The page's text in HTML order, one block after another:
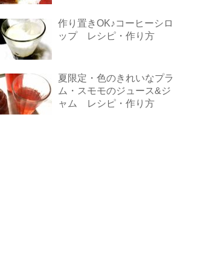
作り置きOK♪コーヒーシロ
ップ レシピ・作り方
夏限定・色のきれいなプラ
ム・スモモのジュース&ジ
ャム レシピ・作り方